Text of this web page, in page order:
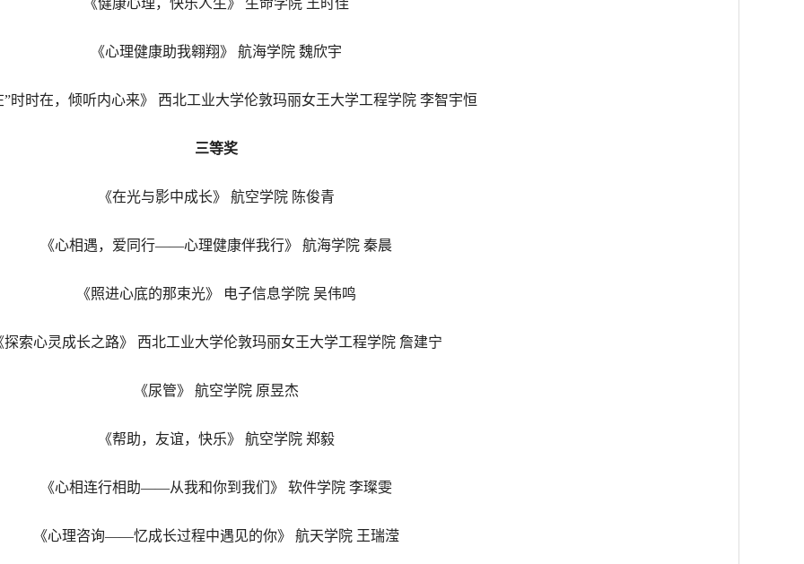
《健康心理，快乐人生》 生命学院 王时佳
《心理健康助我翱翔》 航海学院 魏欣宇
”时时在，倾听内心来》 西北工业大学伦敦玛丽女王大学工程学院 李智宇恒
三等奖
《在光与影中成长》 航空学院 陈俊青
《心相遇，爱同行——心理健康伴我行》 航海学院 秦晨
《照进心底的那束光》 电子信息学院 吴伟鸣
探索心灵成长之路》 西北工业大学伦敦玛丽女王大学工程学院 詹建宁
《尿管》 航空学院 原昱杰
《帮助，友谊，快乐》 航空学院 郑毅
《心相连行相助——从我和你到我们》 软件学院 李璨雯
《心理咨询——忆成长过程中遇见的你》 航天学院 王瑞滢